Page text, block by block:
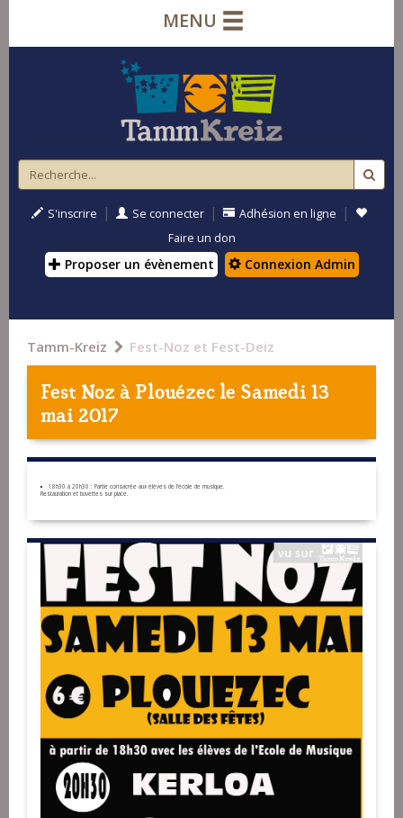
MENU
S'inscrire | Se connecter | Adhésion en ligne |
Faire un don
Proposer un évènement Connexion Admin
Tamm-Kreiz Fest-Noz et Fest-Deiz
Fest Noz àPlouézecle Samedi 13
mai 2017
18h30 à 20h30 : Partie consacrée aux élèves de l'école de musique.
Restauration et buvettes sur place.